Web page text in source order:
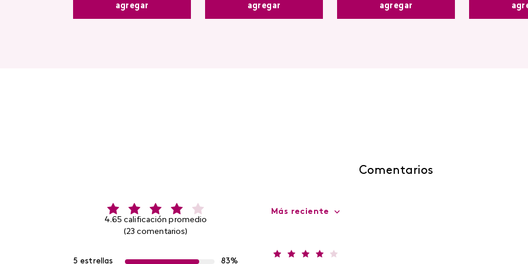
agregar agregar agregar
Comentarios
4.65 calificación promedio
(23 comentarios)
5 estrellas 83%
Más reciente